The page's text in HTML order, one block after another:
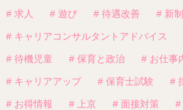
# 求人 # 遊び # 待遇改善 # 新
# キャリアコンサルタントアドバイス
# 待機児童 # 保育と政治 # お仕事
# キャリアアップ # 保育士試験 #
# お得情報 # 上京 # 面接対策 #